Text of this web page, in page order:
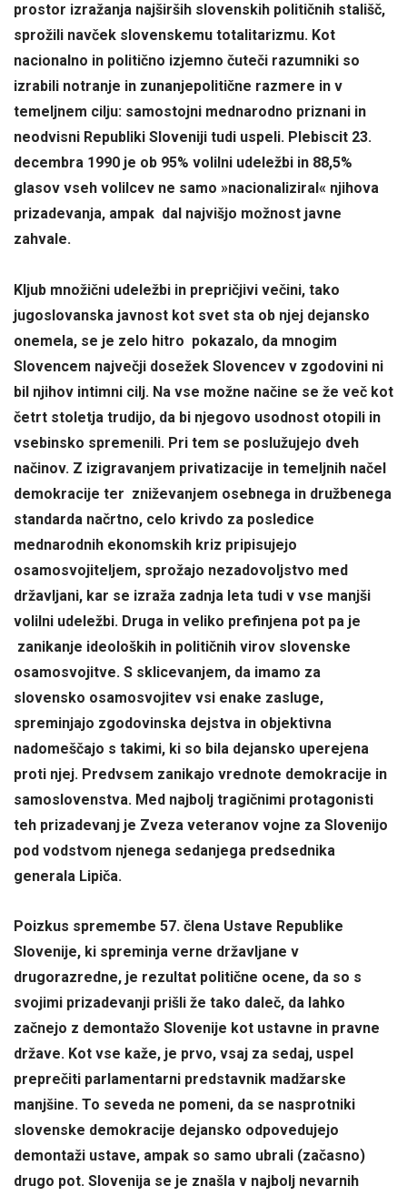
prostor izražanja najširših slovenskih političnih stališč,
sprožili navček slovenskemu totalitarizmu. Kot
nacionalno in politično izjemno čuteči razumniki so
izrabili notranje in zunanjepolitične razmere in v
temeljnem cilju: samostojni mednarodno priznani in
neodvisni Republiki Sloveniji tudi uspeli. Plebiscit 23.
decembra 1990 je ob 95% volilni udeležbi in 88,5%
glasov vseh volilcev ne samo »nacionaliziral« njihova
prizadevanja, ampak dal najvišjo možnost javne
zahvale.
Kljub množični udeležbi in prepričjivi večini, tako
jugoslovanska javnost kot svet sta ob njej dejansko
onemela, se je zelo hitro pokazalo, da mnogim
Slovencem največji dosežek Slovencev v zgodovini ni
bil njihov intimni cilj. Na vse možne načine se že več kot
četrt stoletja trudijo, da bi njegovo usodnost otopili in
vsebinsko spremenili. Pri tem se poslužujejo dveh
načinov. Z izigravanjem privatizacije in temeljnih načel
demokracije ter zniževanjem osebnega in družbenega
standarda načrtno, celo krivdo za posledice
mednarodnih ekonomskih kriz pripisujejo
osamosvojiteljem, sprožajo nezadovoljstvo med
državljani, kar se izraža zadnja leta tudi v vse manjši
volilni udeležbi. Druga in veliko prefinjena pot pa je
zanikanje ideoloških in političnih virov slovenske
osamosvojitve. S sklicevanjem, da imamo za
slovensko osamosvojitev vsi enake zasluge,
spreminjajo zgodovinska dejstva in objektivna
nadomeščajo s takimi, ki so bila dejansko uperejena
proti njej. Predvsem zanikajo vrednote demokracije in
samoslovenstva. Med najbolj tragičnimi protagonisti
teh prizadevanj je Zveza veteranov vojne za Slovenijo
pod vodstvom njenega sedanjega predsednika
generala Lipiča.
Poizkus spremembe 57. člena Ustave Republike
Slovenije, ki spreminja verne državljane v
drugorazredne, je rezultat politične ocene, da so s
svojimi prizadevanji prišli že tako daleč, da lahko
začnejo z demontažo Slovenije kot ustavne in pravne
države. Kot vse kaže, je prvo, vsaj za sedaj, uspel
preprečiti parlamentarni predstavnik madžarske
manjšine. To seveda ne pomeni, da se nasprotniki
slovenske demokracije dejansko odpovedujejo
demontaži ustave, ampak so samo ubrali (začasno)
drugo pot. Slovenija se je znašla v najbolj nevarnih